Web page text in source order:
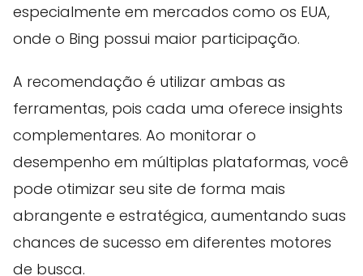
especialmente em mercados como os EUA,
onde o Bing possui maior participação.
A recomendação é utilizar ambas as
ferramentas, pois cada uma oferece insights
complementares. Ao monitorar o
desempenho em múltiplas plataformas, você
pode otimizar seu site de forma mais
abrangente e estratégica, aumentando suas
chances de sucesso em diferentes motores
de busca.